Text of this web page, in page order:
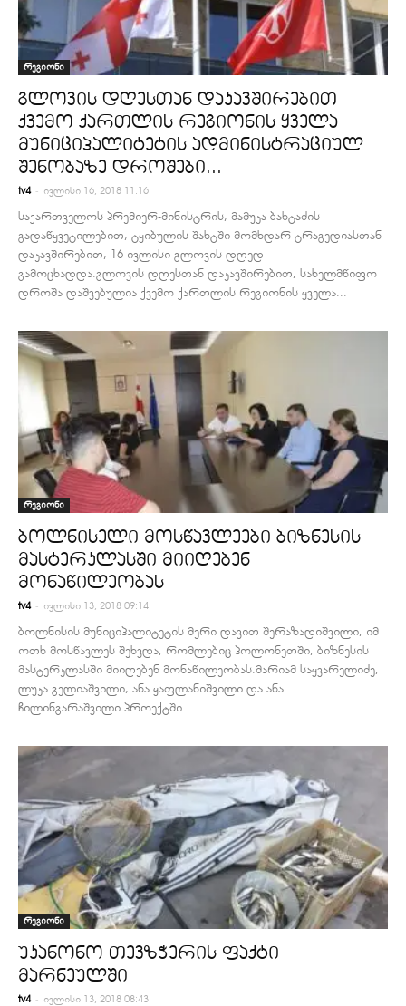
რეგიონი
გლოვის დღესთან დაკავშირებით
ქვემო ქართლის რეგიონის ყველა
მუნიციპალიტეტის ადმინისტრაციულ
შენობაზე დროშები...
tv4 - ივლისი 16, 2018 11:16
საქართველოს პრემიერ-მინისტრის, მამუკა ბახტაძის
გადაწყვეტილებით, ტყიბულის შახტში მომხდარ ტრაგედიასთან
დაკავშირებით, 16 ივლისი გლოვის დღედ
გამოცხადდა.გლოვის დღესთან დაკავშირებით, სახელმწიფო
დროშა დაშვებულია ქვემო ქართლის რეგიონის ყველა...
რეგიონი
ბოლნისელი მოსწავლეები ბიზნესის
მასტერკლასში მიიღებენ
მონაწილეობას
tv4 - ივლისი 13, 2018 09:14
ბოლნისის მუნიციპალიტეტის მერი დავით შერაზადიშვილი, იმ
ოთხ მოსწავლეს შეხვდა, რომლებიც პოლონეთში, ბიზნესის
მასტერკლასში მიიღებენ მონაწილეობას.მარიამ საყვარელიძე,
ლუკა გელიაშვილი, ანა ყაფლანიშვილი და ანა
ჩილინგარაშვილი პროექტში...
რეგიონი
უკანონო თევზჭერის ფაქტი
მარნეულში
tv4 - ივლისი 13, 2018 08:43